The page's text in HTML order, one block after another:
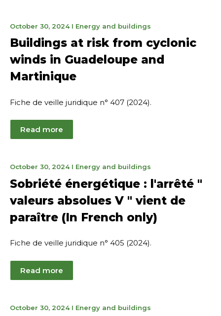
October 30, 2024November
2024
I Energy and buildings
Buildings at risk from cyclonic
winds in Guadeloupe and
Martinique
Fiche de veille juridique n° 407 (2024).
Read more
October 30, 2024November
2024
I Energy and buildings
Sobriété énergétique : l'arrêté "
valeurs absolues V " vient de
paraître (In French only)
Fiche de veille juridique n° 405 (2024).
Read more
October 30, 2024November
I Energy and buildings